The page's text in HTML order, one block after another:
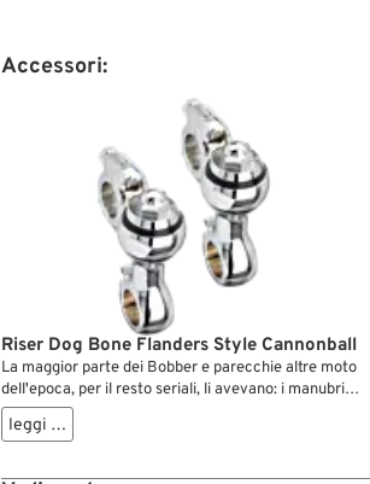
Accessori:
Riser Dog Bone Flanders Style Cannonball
La maggior parte dei Bobber e parecchie altre moto
dell'epoca, per il resto seriali, li avevano: i manubri
Flanders con riser e piastre forcella combinati. Dopo
la loro l'introduzione negli anni ’40, questi accessori
e l’eccellente seduta che procuravano. Queste
leggi …